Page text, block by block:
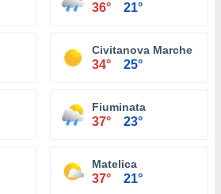
36° 21°
Civitanova Marche
34° 25°
Fiuminata
37° 23°
Matelica
37° 21°